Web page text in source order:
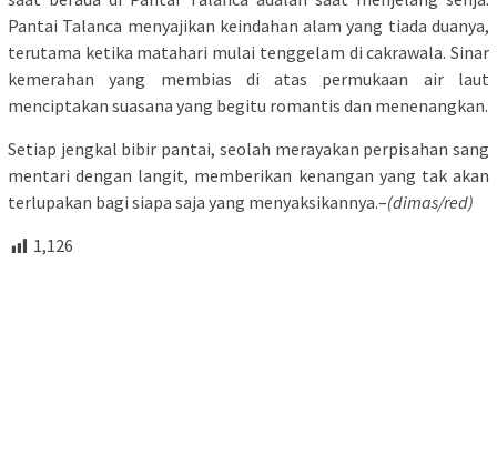
Pantai Talanca menyajikan keindahan alam yang tiada duanya,
terutama ketika matahari mulai tenggelam di cakrawala. Sinar
kemerahan yang membias di atas permukaan air laut
menciptakan suasana yang begitu romantis dan menenangkan.
Setiap jengkal bibir pantai, seolah merayakan perpisahan sang
mentari dengan langit, memberikan kenangan yang tak akan
terlupakan bagi siapa saja yang menyaksikannya.–(dimas/red)
1,126